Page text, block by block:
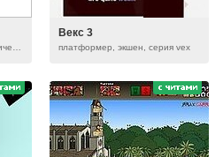
Векс 3
платформер, экшен, серия vex